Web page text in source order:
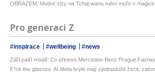
OBRAZEM: Modré slzy na Tchaj-wanu mění moře v
Pro generaci Z
#inspirace #wellbeing #news
Září patří módě: Co přinese Mercedes-Benz Prague
F*ck the glasses: AI Meta brýle mají zjednodušit život, zatím